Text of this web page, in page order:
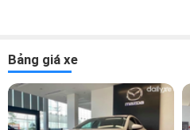
Bảng giá xe